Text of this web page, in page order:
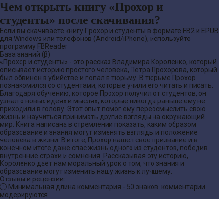
Чем открыть книгу «Прохор и
студенты» после скачивания?
Если вы скачиваете книгу Прохор и студенты в формате FB2 и EPUB
для Windows или телефонов (Android/iPhone), используйте
программу FBReader
База знаний (β)
«Прохор и студенты» - это рассказ Владимира Короленко, который
описывает историю простого человека, Петра Прохорова, который
был обвинен в убийстве и попал в тюрьму. В тюрьме Прохор
познакомился со студентами, которые учили его читать и писать.
Благодаря обучению, которое Прохор получил от студентов, он
узнал о новых идеях и мыслях, которые никогда раньше ему не
приходили в голову. Этот опыт помог ему переосмыслить свою
жизнь и научиться принимать другие взгляды на окружающий
мир. Книга написана в стремлении показать, каким образом
образование и знания могут изменять взгляды и положение
человека в жизни. В итоге, Прохор нашел свое призвание и в
конечном итоге даже спас жизнь одного из студентов, победив
внутренние страхи и сомнения. Рассказывая эту историю,
Короленко дает нам моральный урок о том, что знания и
образование могут изменить нашу жизнь к лучшему.
Отзывы и рецензии:
Минимальная длина комментария - 50 знаков. комментарии
модерируются